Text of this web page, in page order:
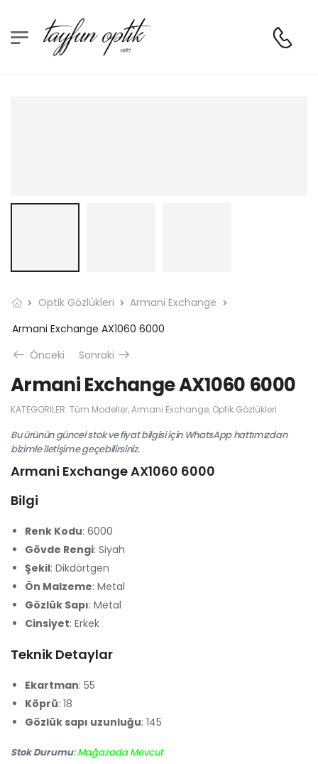
Optik Gözlükleri
Armani Exchange
Armani Exchange AX1060 6000
Önceki
Sonraki
Armani Exchange AX1060 6000
KATEGORILER: Tüm Modeller,Armani Exchange, Optik Gözlükleri
Bu ürünün güncel stok ve fiyat bilgisi için WhatsApp hattımızdan
bizimle iletişime geçebilirsiniz.
Armani Exchange AX1060 6000
Bilgi
Renk Kodu: 6000
Gövde Rengi: Siyah
Şekil: Dikdörtgen
Ön Malzeme: Metal
Gözlük Sapı: Metal
Cinsiyet: Erkek
Teknik Detaylar
Ekartman: 55
Köprü: 18
Gözlük sapı uzunluğu: 145
Stok Durumu:Mağazada Mevcut